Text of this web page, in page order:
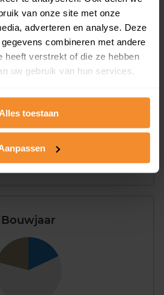
van onze site met onze
adverteren en analyse. Deze
combineren met andere
heeft verstrekt of die ze hebben
uw gebruik van hun services.
Alles toestaan
totale woningen
6%
Bouwjaar